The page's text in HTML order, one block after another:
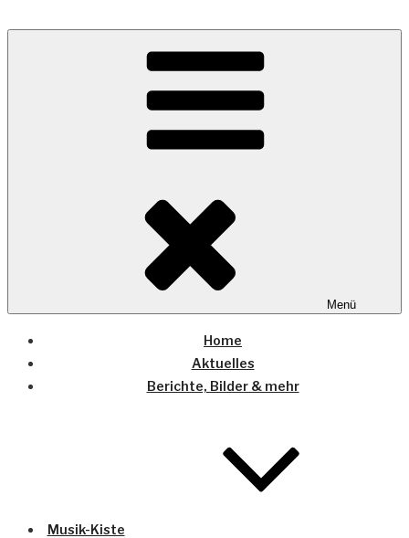
COUNTRYHOME
Wo die (Country-) Musik Zuhause ist
Menü
Home
Aktuelles
Berichte, Bilder & mehr
Musik-Kiste